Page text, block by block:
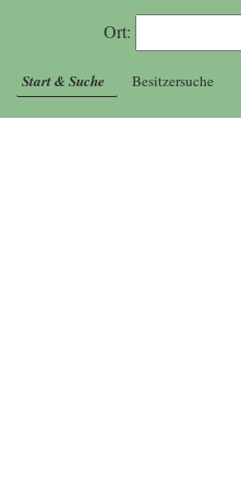
Ort:
Start & Suche Besitzersuche